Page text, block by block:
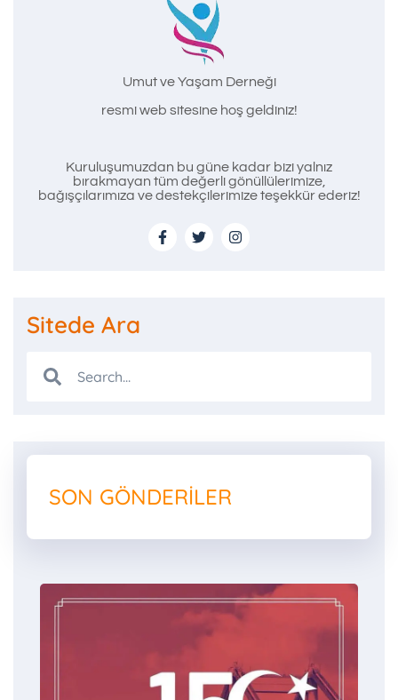
Umut ve Yaşam Derneği
resmi web sitesine hoş geldiniz!
Kuruluşumuzdan bu güne kadar bizi yalnız
bırakmayan tüm değerli gönüllülerimize,
bağışçılarımıza ve destekçilerimize teşekkür ederiz!
Sitede Ara
SON GÖNDERILER